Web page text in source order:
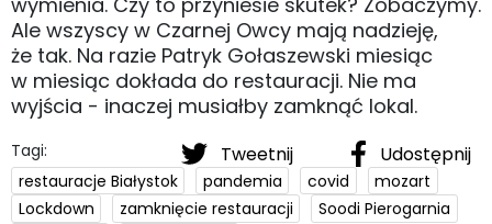
Ale wszyscy w Czarnej Owcy mają nadzieję,
że tak. Na razie Patryk Gołaszewski miesiąc
w miesiąc dokłada do restauracji. Nie ma
wyjścia - inaczej musiałby zamknąć lokal.
Tweetnij Udostępnij
Tagi:
restauracje Białystok
pandemia covid
mozart
Lockdown
zamknięcie restauracji
Soodi Pierogarnia